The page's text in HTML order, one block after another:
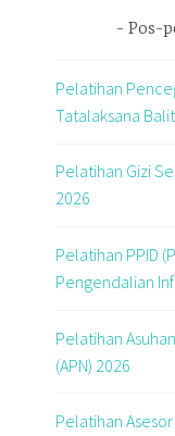
Pos-
Pelatihan
Tatalaksana
Pelatihan Gizi
2026
Pelatihan PPID
Pengendalian
Pelatihan
(APN) 2026
Pelatihan